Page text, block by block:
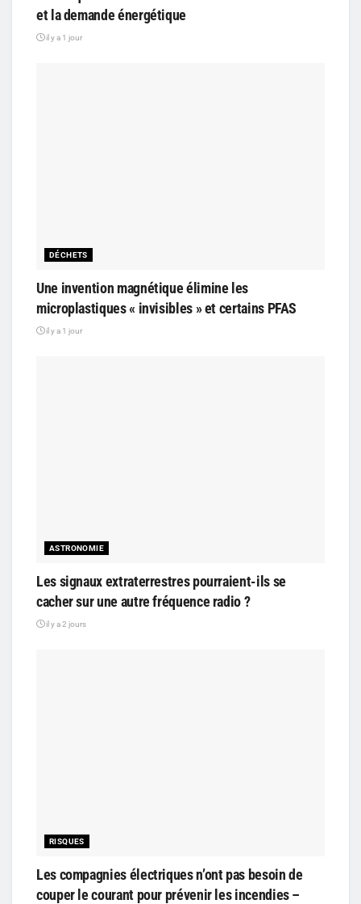
et la demande énergétique
il y a 1 jour
DÉCHETS
Une invention magnétique élimine les
microplastiques « invisibles » et certains PFAS
il y a 1 jour
ASTRONOMIE
Les signaux extraterrestres pourraient-ils se
cacher sur une autre fréquence radio ?
il y a 2 jours
RISQUES
Les compagnies électriques n’ont pas besoin de
couper le courant pour prévenir les incendies –